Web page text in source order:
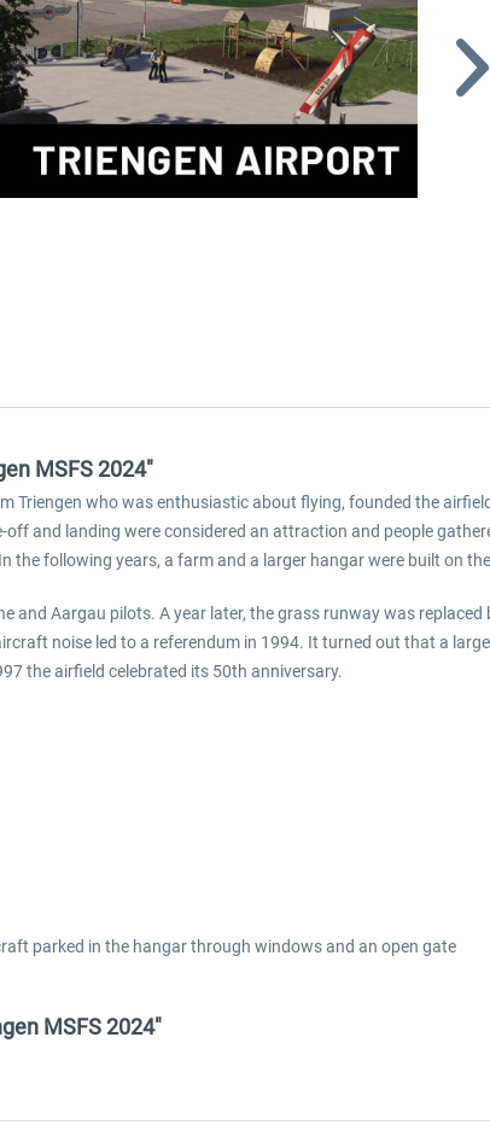
MSFS 2024"
Triengen who was enthusiastic about flying, founded the
and landing were considered an attraction and people
the following years, a farm and a larger hangar were built on
and Aargau pilots. A year later, the grass runway was
noise led to a referendum in 1994. It turned out that a
the airfield celebrated its 50th anniversary.
parked in the hangar through windows and an open gate
MSFS 2024"